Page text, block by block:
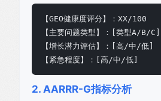
【GEO健康度评分】：XX/100
【主要问题类型】：[类型A/B/C]
【增长潜力评估】：[高/中/低]
【紧急程度】：[高/中/低]
2. AARRR-G指标分析